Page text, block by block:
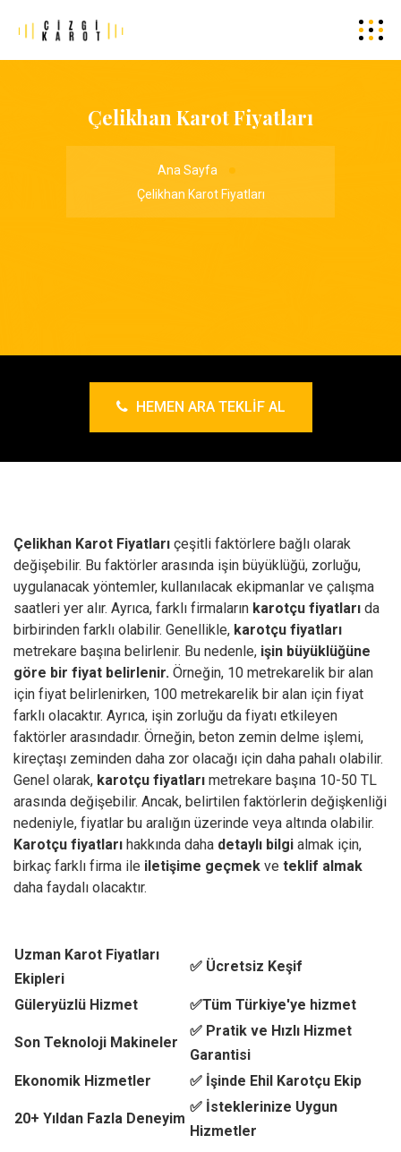
Çelikhan Karot Fiyatları
Ana Sayfa
Çelikhan Karot Fiyatları
HEMEN ARA TEKLIF AL
Çelikhan Karot Fiyatları çeşitli faktörlere bağlı olarak
değişebilir. Bu faktörler arasında işin büyüklüğü, zorluğu,
uygulanacak yöntemler, kullanılacak ekipmanlar ve çalışma
saatleri yer alır. Ayrıca, farklı firmaların karotçu fiyatları da
birbirinden farklı olabilir. Genellikle, karotçu fiyatları
metrekare başına belirlenir. Bu nedenle, işin büyüklüğüne
göre bir fiyat belirlenir. Örneğin, 10 metrekarelik bir alan
için fiyat belirlenirken, 100 metrekarelik bir alan için fiyat
farklı olacaktır. Ayrıca, işin zorluğu da fiyatı etkileyen
faktörler arasındadır. Örneğin, beton zemin delme işlemi,
kireçtaşı zeminden daha zor olacağı için daha pahalı olabilir.
Genel olarak, karotçu fiyatları metrekare başına 10-50 TL
arasında değişebilir. Ancak, belirtilen faktörlerin değişkenliği
nedeniyle, fiyatlar bu aralığın üzerinde veya altında olabilir.
Karotçu fiyatları hakkında daha detaylı bilgi almak için,
birkaç farklı firma ile iletişime geçmek ve teklif almak
daha faydalı olacaktır.
Uzman Karot Fiyatları
Ekipleri
✅ Ücretsiz Keşif
Güleryüzlü Hizmet ✅Tüm Türkiye'ye hizmet
Son Teknoloji Makineler
✅ Pratik ve Hızlı Hizmet
Garantisi
Ekonomik Hizmetler
✅ İşinde Ehil Karotçu Ekip
20+ Yıldan Fazla Deneyim
✅ İsteklerinize Uygun
Hizmetler